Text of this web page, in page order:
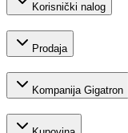
Korisnički nalog
Prodaja
Kompanija Gigatron